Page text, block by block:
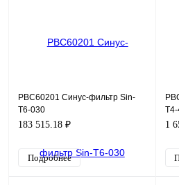
PBC60201 Синус-фильтр Sin-
T6-030
183 515.18 ₽
Подробнее
1